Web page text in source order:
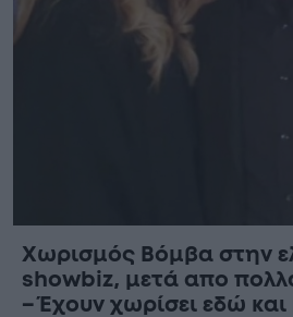
Χωρισμός Bóμβα στην
showbiz, μετά απο
– Έχουν χωρίσει εδώ και